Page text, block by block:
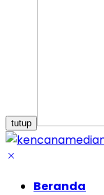
tutup
Beranda